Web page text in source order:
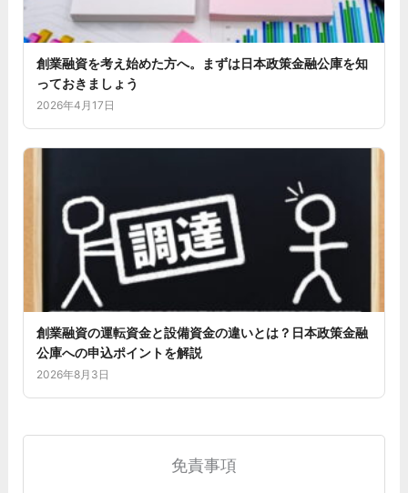
創業融資を考え始めた方へ。まずは日本政策金融公庫を知
っておきましょう
2026年4月17日
創業融資の運転資金と設備資金の違いとは？日本政策金融
公庫への申込ポイントを解説
2026年8月3日
免責事項